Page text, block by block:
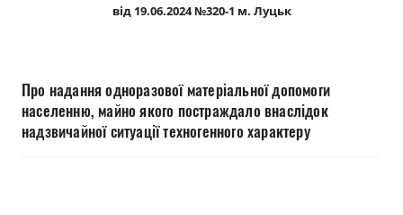
Документи
від 19.06.2024 №320-1 м. Луцьк
Про надання одноразової матеріальної допомоги
населенню, майно якого постраждало внаслідок
надзвичайної ситуації техногенного характеру